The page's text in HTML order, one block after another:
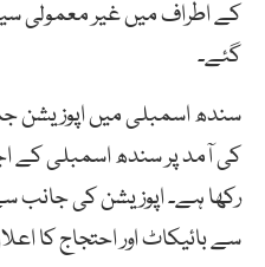
کے اطراف میں غیر معمولی
گئے۔
سندھ اسمبلی میں اپوزیشن
کی آمد پر سندھ اسمبلی کے
رکھا ہے۔ اپوزیشن کی جانب
سے بائیکاٹ اور احتجاج کا